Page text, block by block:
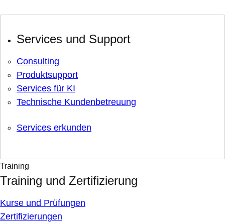
Services und Support
Consulting
Produktsupport
Services für KI
Technische Kundenbetreuung
Services erkunden
Training
Training und Zertifizierung
Kurse und Prüfungen
Zertifizierungen